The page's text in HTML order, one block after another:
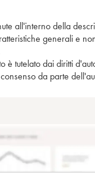
all'interno della
generali e
è tutelato dai diritti
da parte